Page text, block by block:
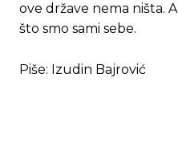
ove države nema ništa.
što smo sami sebe.
Piše: Izudin Bajrović